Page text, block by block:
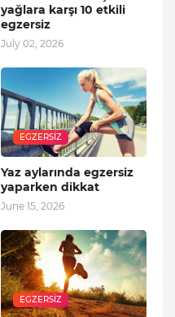
yağlara karşı 10 etkili
egzersiz
July 02, 2026
EGZERSIZ
Yaz aylarında egzersiz
yaparken dikkat
June 15, 2026
EGZERSIZ